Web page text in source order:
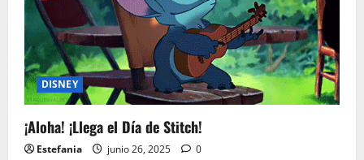
DISNEY
¡Aloha! ¡Llega el Día de Stitch!
Estefania junio 26, 2025 0